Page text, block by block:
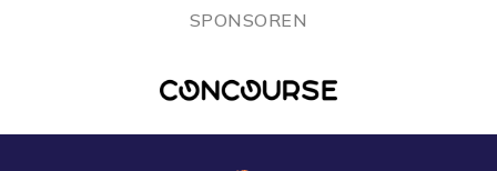
SPONSOREN